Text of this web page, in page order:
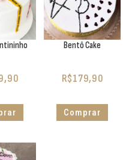
Bentô Cake
R$179,90
Comprar